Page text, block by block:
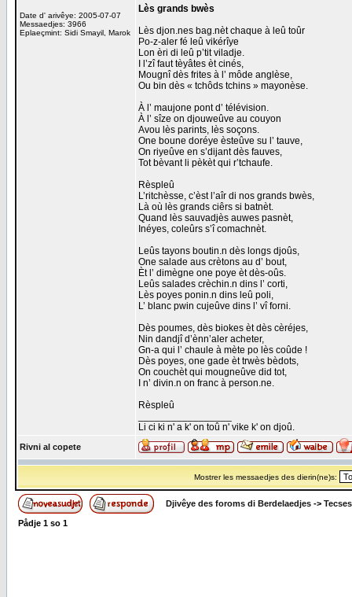
Date d' arivêye: 2005-07-07
Messaedjes: 3966
Eplaeçmint: Sidi Smayil, Marok
Lès grands bwès
Lès djon.nes bag.nèt chaque à leû toûr
Po-z-aler fé leû vikérîye
Lon èri di leû p’tit viladje.
I l’zî faut tèyâtes èt cinés,
Mougnî dès frites à l’ môde anglèse,
Ou bin dès « tchôds tchins » mayonèse.
À l’ maujone pont d’ télévision.
À l’ sîze on djouweûve au couyon
Avou lès parints, lès soçons.
One boune doréye èsteûve su l’ tauve,
On riyeûve en s’dijant dès fauves,
Tot bèvant li pèkèt qui r’tchaufe.
Rèspleû
L’ritchèsse, c’èst l’aîr di nos grands bwès,
Là où lès grands ciêrs si batnèt.
Quand lès sauvadjès auwes pasnèt,
Inéyes, coleûrs s’î comachnèt.
Leûs tayons boutin.n dès longs djoûs,
One salade aus crètons au d’ bout,
Èt l’ dimègne one poye èt dès-oûs.
Leûs salades crèchin.n dins l’ corti,
Lès poyes ponin.n dins leû poli,
L’ blanc pwin cujeûve dins l’ vî forni.
Dès poumes, dès biokes èt dès cèréjes,
Nin dandjî d’ènn’aler acheter,
Gn-a qui l’ chaule à mète po lès coûde !
Dès poyes, one gade èt trwès bèdots,
On couchèt qui mougneûve did tot,
I n’ divin.n on franc à person.ne.
Rèspleû
Li ci ki n' a k' on toû n' vike k' on djoû.
Rivni al copete
Mostrer les messaedjes des dierin(ne)s:
Djivêye des foroms di Berdelaedjes ->
Pådje 1 so 1